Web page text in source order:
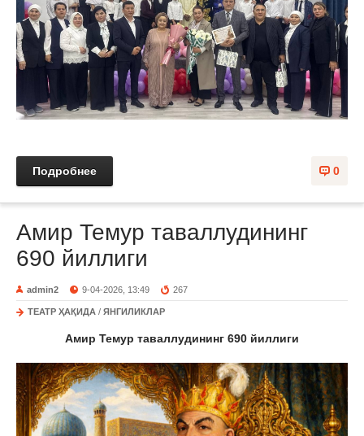
0
Подробнее
Амир Темур таваллудининг
690 йиллиги
admin2 9-04-2026, 13:49 267
ТЕАТР ҲАҚИДА / ЯНГИЛИКЛАР
Амир Темур таваллудининг 690 йиллиги